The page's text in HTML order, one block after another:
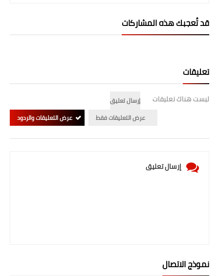
قد تُعجبك هذه المشاركات
تعليقات
ليست هناك تعليقات
إرسال تعليق
عرض التعليقات فقط
عرض التعليقات والردود
إرسال تعليق
نموذج الاتصال